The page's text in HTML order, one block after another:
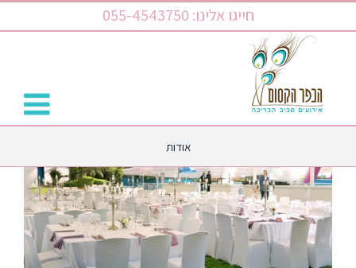
לתוכן
חייגו אלינו: 055-4543750
אודות